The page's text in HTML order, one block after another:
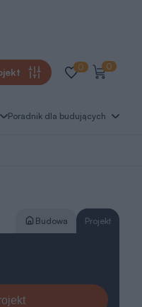
0 0
Poradnik dla budujących
Budowa Projekt